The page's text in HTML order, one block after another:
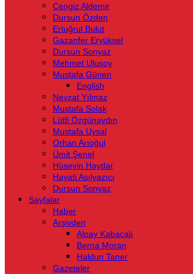
Cengiz Aldemir
Dursun Özden
Ertuğrul Bulut
Gazanfer Eryüksel
Dursun Sonyaz
Mehmet Ulusoy
Mustafa Günen
English
Nevzat Yılmaz
Mustafa Solak
Lütfi Özgünaydın
Mustafa Uysal
Orhan Arıoğul
Ümit Şenel
Hüseyin Haydar
Hayati Asılyazıcı
Dursun Sonyaz
Sayfalar
Haber
Arşivden
Alpay Kabacalı
Berna Moran
Haldun Taner
Gazeteler